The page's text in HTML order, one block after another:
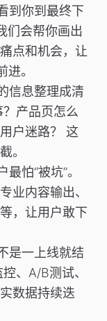
到你到最终下
们会帮你画出
点和机会，让
。
信息整理成清
产品页怎么
户迷路？ 这
。
怕“被坑”。
业内容输出、
，让用户敢下
是一上线就结
、A/B测试、
数据持续迭